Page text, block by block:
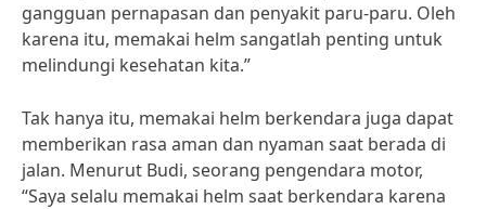
gangguan pernapasan dan penyakit paru-paru. Oleh
karena itu, memakai helm sangatlah penting untuk
melindungi kesehatan kita.”
Tak hanya itu, memakai helm berkendara juga dapat
memberikan rasa aman dan nyaman saat berada di
jalan. Menurut Budi, seorang pengendara motor,
“Saya selalu memakai helm saat berkendara karena